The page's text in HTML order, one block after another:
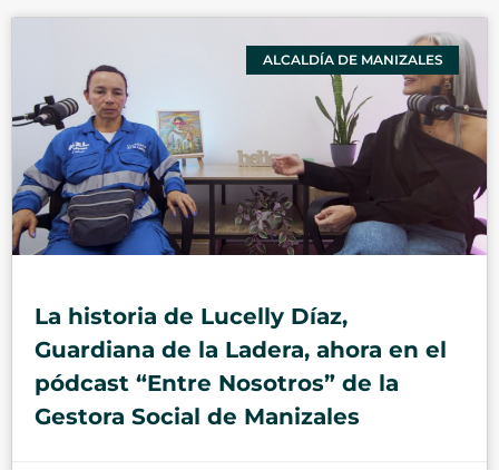
ALCALDÍA DE MANIZALES
La historia de Lucelly Díaz,
Guardiana de la Ladera, ahora en el
pódcast “Entre Nosotros” de la
Gestora Social de Manizales